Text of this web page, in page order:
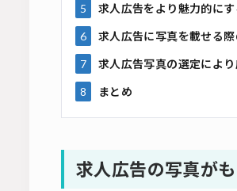
5 求人広告をより魅力的に
6 求人広告に写真を載せる
7 求人広告写真の選定によ
8 まとめ
求人広告の写真が